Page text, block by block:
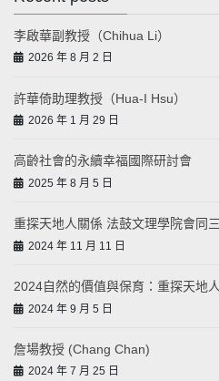
李啟華副教授（Chihua Li）
2026 年 8 月 2 日
許華倚助理教授（Hua-I Hsu）
2026 年 1 月 29 日
高齡社會的永續幸福國際研討會
2025 年 8 月 5 日
重探天地人關係 法鼓文理學院會同
2024 年 11 月 11 日
2024自然的價值與保育：重探天地
2024 年 9 月 5 日
詹場教授 (Chang Chan)
2024 年 7 月 25 日